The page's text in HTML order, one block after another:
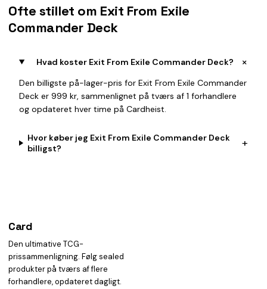
Ofte stillet om Exit From Exile
Commander Deck
Hvad koster Exit From Exile Commander Deck? +
Den billigste på-lager-pris for Exit From Exile Commander
Deck er 999 kr, sammenlignet på tværs af 1 forhandlere
og opdateret hver time på Cardheist.
Hvor køber jeg Exit From Exile Commander Deck
billigst?
+
Card
Den ultimative TCG-
prissammenligning. Følg sealed
produkter på tværs af flere
forhandlere, opdateret dagligt.